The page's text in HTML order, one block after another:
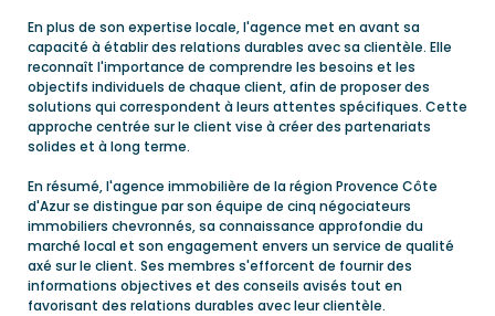
En plus de son expertise locale, l'agence met en avant sa
capacité à établir des relations durables avec sa clientèle. Elle
reconnaît l'importance de comprendre les besoins et les
objectifs individuels de chaque client, afin de proposer des
solutions qui correspondent à leurs attentes spécifiques. Cette
approche centrée sur le client vise à créer des partenariats
solides et à long terme.
En résumé, l'agence immobilière de la région Provence Côte
d'Azur se distingue par son équipe de cinq négociateurs
immobiliers chevronnés, sa connaissance approfondie du
marché local et son engagement envers un service de qualité
axé sur le client. Ses membres s'efforcent de fournir des
informations objectives et des conseils avisés tout en
favorisant des relations durables avec leur clientèle.